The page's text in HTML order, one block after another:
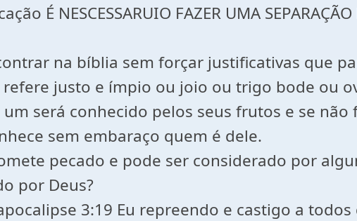
É NESCESSARUIO FAZER UMA SEPARAÇÃO
na bíblia sem forçar justificativas que
justo e ímpio ou joio ou trigo bode ou
será conhecido pelos seus frutos e se não
sem embaraço quem é dele.
pecado e pode ser considerado por
por Deus?
3:19 Eu repreendo e castigo a